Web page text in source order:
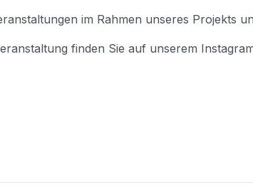
im Rahmen unseres Projekts
finden Sie auf unserem